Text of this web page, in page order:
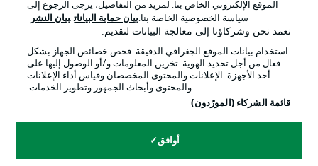
© 2026 Bundesliga-Gruppe GmbH
الموقع الإلكتروني الخاص بنا. لمزيد من التفاصيل، يرجى الرجوع إلى
سياسة الخصوصية الخاصة بنا.بيان حماية البيانات بيان النشر
نعمد نحن وشركاؤنا إلى معالجة البيانات لتقديم:
استخدام بيانات الموقع الجغرافي الدقيقة. فحص خصائص الجهاز بشكل
فعال من أجل تحديد الهوية. تخزين المعلومات و/أو الوصول إليها على
أحد الأجهزة. الإعلانات والمحتوى المخصصان وقياس أداء الإعلانات
والمحتوى وأبحاث الجمهور وتطوير الخدمات.
قائمة الشركاء (المورّدون)
أوافق